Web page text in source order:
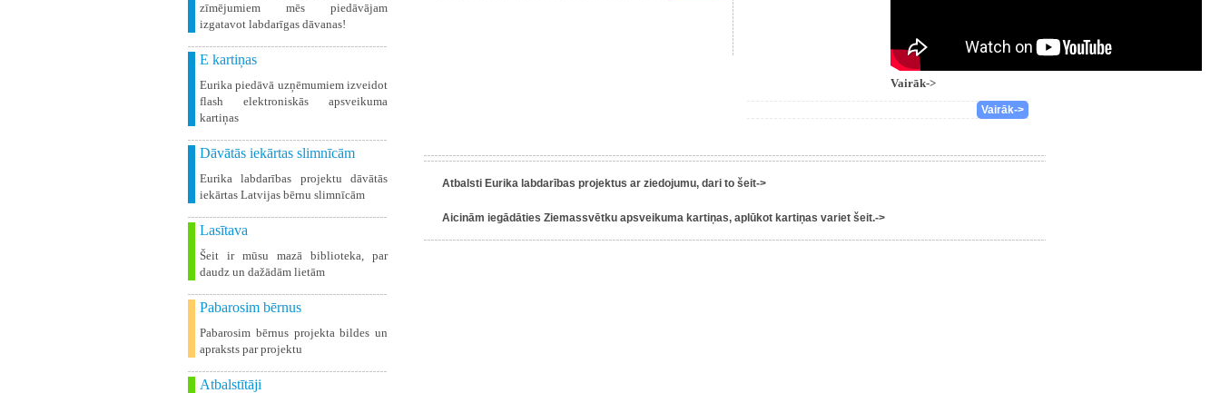
zīmējumiem mēs piedāvājam
izgatavot labdarīgas dāvanas!
E kartiņas
Eurika piedāvā uzņēmumiem izveidot
flash elektroniskās apsveikuma
kartiņas
Dāvātās iekārtas slimnīcām
Eurika labdarības projektu dāvātās
iekārtas Latvijas bērnu slimnīcām
Lasītava
Šeit ir mūsu mazā biblioteka, par
daudz un dažādām lietām
Pabarosim bērnus
Pabarosim bērnus projekta bildes un
apraksts par projektu
Atbalstītāji
Vairāk->
Vairāk->
Atbalsti Eurika labdarības projektus ar ziedojumu, dari to šeit->
Aicinām iegādāties Ziemassvētku apsveikuma kartiņas, aplūkot kartiņas variet šeit.->